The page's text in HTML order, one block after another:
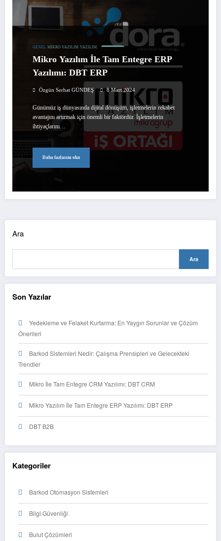
GENEL MIKRO YAZILIM YAZILIM
Mikro Yazılım İle Tam Entegre ERP
Yazılımı: DBT ERP
Özgün Serhat GÜNDEŞ 8 Mart 2024
Günümüz iş dünyasında dijital dönüşüm, işletmelerin rekabet
avantajını artırmak için önemli bir faktördür. İşletmelerin
ihtiyaçlarını…
Daha fazlasını oku
Ara
Ara
Son Yazılar
Yedekleme ve Felaket Kurtarma: En Yaygın Sorunlar ve Çözüm
Önerileri
Barkod Sistemleri Nedir: Çalışma Prensipleri ve Gelecekteki
Trendler
Mikro İle Tam Entegre CRM Yazılımı: DBT CRM
Mikro Yazılım İle Tam Entegre ERP Yazılımı: DBT ERP
DBT B2B
Kategoriler
Barkod Otomasyon Sistemleri
Bilgi Güvenliği
Bulut Çözümleri